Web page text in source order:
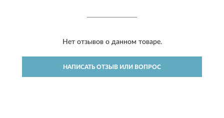
Нет отзывов о данном товаре.
НАПИСАТЬ ОТЗЫВ ИЛИ ВОПРОС